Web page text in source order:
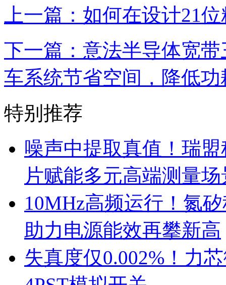
上一篇：如何在设计21
下一篇：意法半导体宽
车系统节省空间，降低
特别推荐
噪声中提取真值！瑞
片赋能多元高端测量场
10MHz高频运行！氮
助力电源能效再攀新高
失真度仅0.002%！力